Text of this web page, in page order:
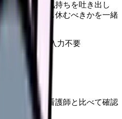
せん。今の気持ちを吐き出し
べきか、少し休むべきかを一緒
病院名は入力不要
する
同じ条件の看護師と比べて確認